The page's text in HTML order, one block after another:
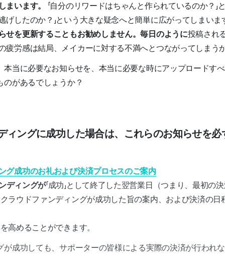
まいます。 「自分のリワードはちゃんと作られているのか？」
げしたのか？」という大きな疑念へと簡単に広がってしまいま
せを更新することもお勧めしません。毎日のように投稿され
疲労感は結局、メイカーに対する不満へとつながってしまう
本当に必要なお知らせを、本当に必要な時にアップロードす
があるでしょうか？
ィングに成功した場合は、これらのお知らせを
グ成功のお礼および決済プロセスのご案内
ディングが「成功」として終了した翌営業日（つまり、最初の
ラウドファンディングが成功した旨の案内、および決済の日
高めることができます。
が成功しても、サポーターの皆様による実際の決済が行われ